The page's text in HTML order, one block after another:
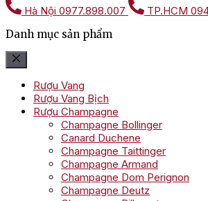
Hà Nội 0977.898.007 TP.HCM
Danh mục sản phẩm
Rượu Vang
Rượu Vang Bịch
Rượu Champagne
Champagne Bollinger
Canard Duchene
Champagne Taittinger
Champagne Armand
Champagne Dom Perignon
Champagne Deutz